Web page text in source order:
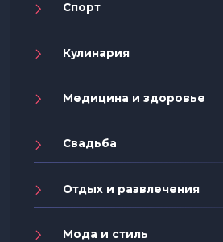
Спорт
Кулинария
Медицина и здоровье
Свадьба
Отдых и развлечения
Мода и стиль